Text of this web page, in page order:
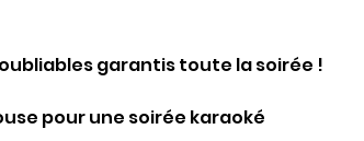
garantis toute la soirée !
pour une soirée karaoké